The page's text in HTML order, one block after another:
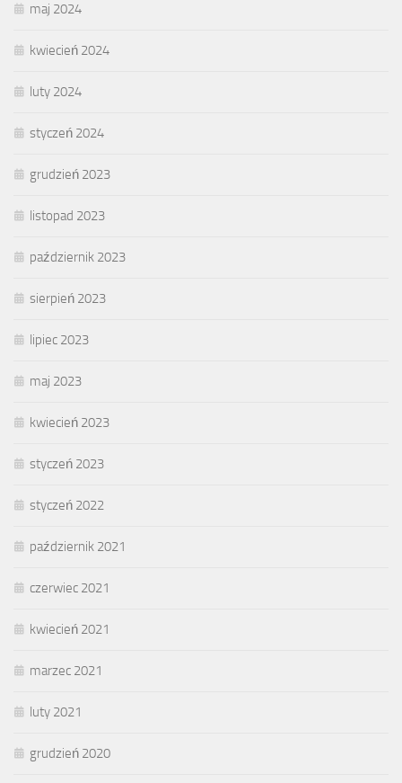
maj 2024
kwiecień 2024
luty 2024
styczeń 2024
grudzień 2023
listopad 2023
październik 2023
sierpień 2023
lipiec 2023
maj 2023
kwiecień 2023
styczeń 2023
styczeń 2022
październik 2021
czerwiec 2021
kwiecień 2021
marzec 2021
luty 2021
grudzień 2020